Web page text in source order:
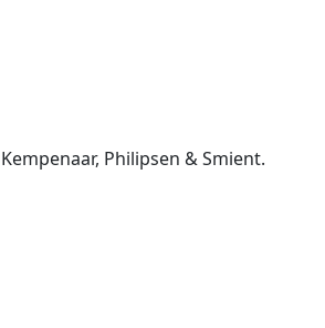
Philipsen & Smient.